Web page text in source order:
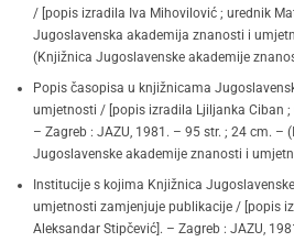
KATALOG I DIGITALNA ZBIRKA
/ [popis izradila Iva Mihovilović ; urednik
Jugoslavenska akademija znanosti i
(Knjižnica Jugoslavenske akademije
Popis časopisa u knjižnicama
umjetnosti / [popis izradila Ljiljanka Ciban ;
– Zagreb : JAZU, 1981. – 95 str. ; 24 cm. –
Jugoslavenske akademije znanosti i
Institucije s kojima Knjižnica
umjetnosti zamjenjuje publikacije / [popis
Aleksandar Stipčević]. – Zagreb : JAZU,